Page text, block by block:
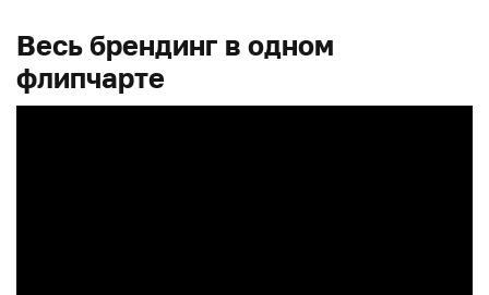
Весь брендинг в одном
флипчарте